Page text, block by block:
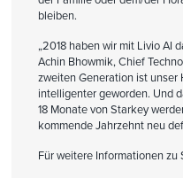
bleiben.
„2018 haben wir mit Livio AI
Achin Bhowmik, Chief
zweiten Generation ist unser
intelligenter geworden. Und
18 Monate von Starkey
kommende Jahrzehnt neu
Für weitere Informationen